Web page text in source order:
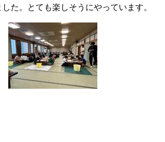
た。とても楽しそうにやっています。